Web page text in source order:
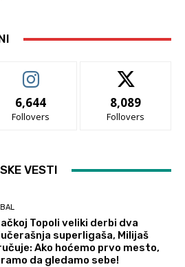
6,644
Follovers
8,089
Follovers
VESTI
Topoli veliki derbi dva
superligaša, Milijaš
Ako hoćemo prvo mesto,
da gledamo sebe!